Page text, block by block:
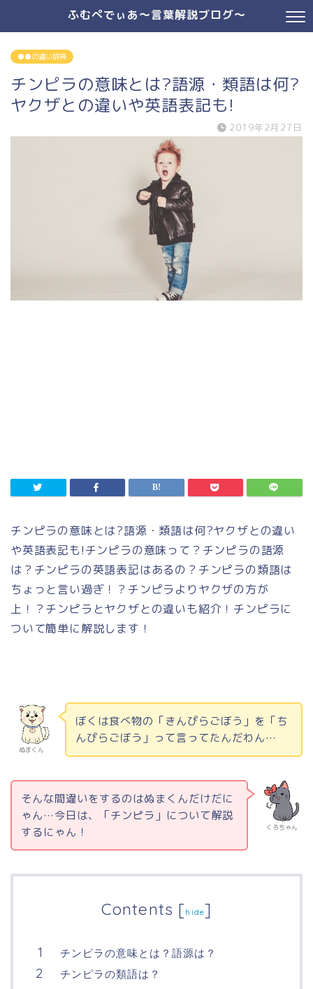
ふむぺでぃあ～言葉解説ブログ～
●●の違い辞典
チンピラの意味とは?語源・類語は何?
ヤクザとの違いや英語表記も!
2019年2月27日
チンピラの意味とは?語源・類語は何?ヤクザとの違い
や英語表記も!チンピラの意味って？チンピラの語源
は？チンピラの英語表記はあるの？チンピラの類語は
ちょっと言い過ぎ！？チンピラよりヤクザの方が
上！？チンピラとヤクザとの違いも紹介！チンピラに
ついて簡単に解説します！
ぬまくん
ぼくは食べ物の「きんぴらごぼう」を「ち
んぴらごぼう」って言ってたんだわん…
くろちゃん
そんな間違いをするのはぬまくんだけだに
ゃん…今日は、「チンピラ」について解説
するにゃん！
Contents [hide]
チンピラの意味とは？語源は？
チンピラの類語は？